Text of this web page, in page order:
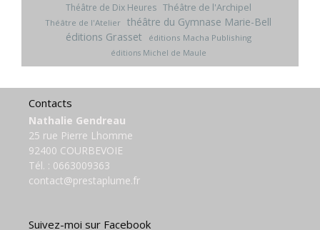
Théâtre de Dix Heures Théâtre de l'Archipel
Théâtre de l'Atelier théâtre du Gymnase Marie-Bell
éditions Grasset
éditions Macha Publishing
éditions Michel de Maule
Contacts
Nathalie Gendreau
25 rue Pierre Lhomme
92400 COURBEVOIE
Tél. : 0663009363
contact@prestaplume.fr
Suivez-moi sur Facebook